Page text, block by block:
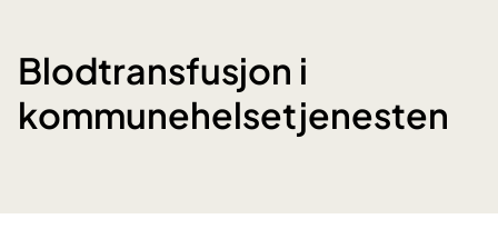
Blodtransfusjon i
kommunehelsetjenesten